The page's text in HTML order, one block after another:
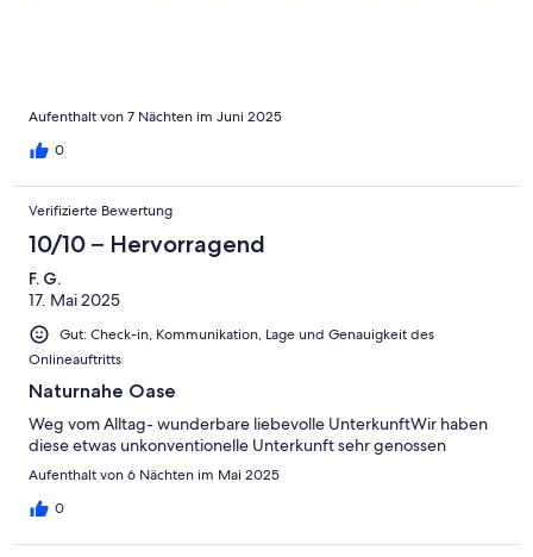
vorausgeshickten Koffer in Empfang und gab Tips für
Unternehmungen in der Umgebung. Wer einen ruhigen und
alternativen Urlaubsort sucht ist hier genau richtig!
Aufenthalt von 7 Nächten im Juni 2025
0
Verifizierte Bewertung
10/10 – Hervorragend
F. G.
17. Mai 2025
Gut: Check-in, Kommunikation, Lage und Genauigkeit des
Onlineauftritts
Naturnahe Oase
Weg vom Alltag- wunderbare liebevolle UnterkunftWir haben
diese etwas unkonventionelle Unterkunft sehr genossen
Aufenthalt von 6 Nächten im Mai 2025
0